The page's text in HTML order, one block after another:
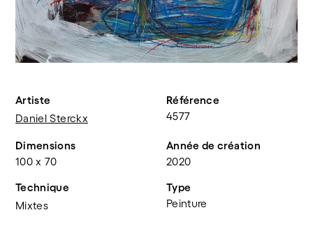
Artiste
Daniel Sterckx
Référence
4577
Dimensions
100 x 70
Année de création
2020
Technique
Mixtes
Type
Peinture